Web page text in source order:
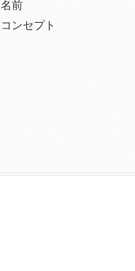
名前
コンセプト